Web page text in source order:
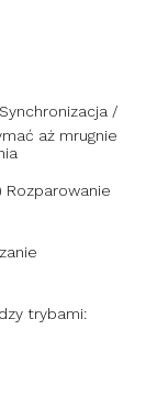
/
aż mrugnie
Rozparowanie
trybami: